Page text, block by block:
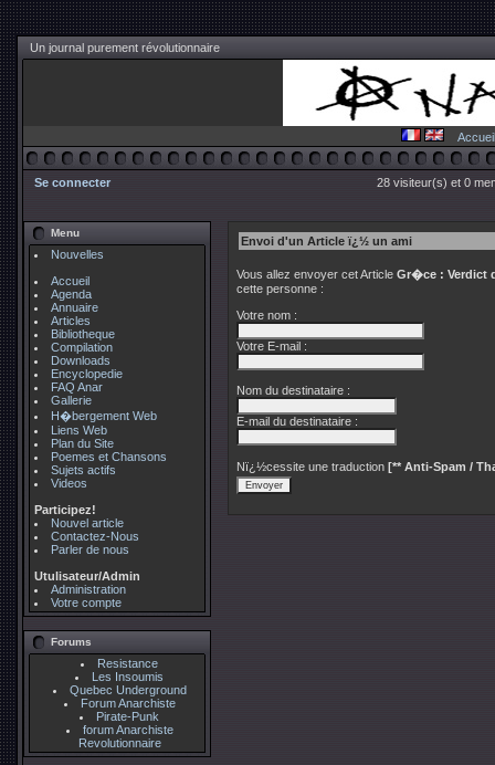
Un journal purement révolutionnaire
Accueil
Se connecter 28 visiteur(s) et 0
Menu
Nouvelles
Accueil
Agenda
Annuaire
Articles
Bibliotheque
Compilation
Downloads
Encyclopedie
FAQ Anar
Gallerie
H�bergement Web
Liens Web
Plan du Site
Poemes et Chansons
Sujets actifs
Videos
Participez!
Nouvel article
Contactez-Nous
Parler de nous
Utulisateur/Admin
Administration
Votre compte
Forums
Resistance
Les Insoumis
Quebec Underground
Forum Anarchiste
Pirate-Punk
forum Anarchiste
Revolutionnaire
Envoi d'un Article ï¿½ un ami
Vous allez envoyer cet Article Gr�ce : Verdict
cette personne :
Votre nom :
Votre E-mail :
Nom du destinataire :
E-mail du destinataire :
Nï¿½cessite une traduction [** Anti-Spam /